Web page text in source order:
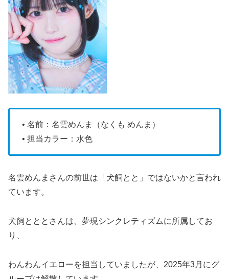
• 名前：名雲めんま（なくも めんま）
• 担当カラー：水色
名雲めんまさんの前世は「犬飼とと」ではないかと言われ
ています。
犬飼とととさんは、夢現シンクレティズムに所属してお
り、
わんわんイエローを担当していましたが、2025年3月にグ